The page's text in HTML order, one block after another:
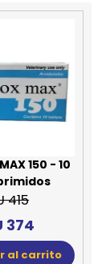
150 - 10
415
374
al carrito